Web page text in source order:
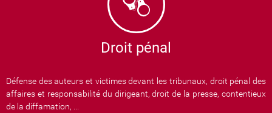
Droit pénal
Défense des auteurs et victimes devant les tribunaux, droit pénal des
affaires et responsabilité du dirigeant, droit de la presse, contentieux
de la diffamation, ...